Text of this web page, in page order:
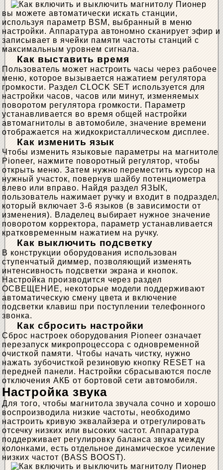
вы можете автоматически искать станции,
используя параметр BSM, выбранный в меню
настройки. Аппаратура автономно сканирует эфир и
записывает в ячейки памяти частоты станций с
максимальным уровнем сигнала.
Как выставить время
Пользователь может настроить часы через рабочее
меню, которое вызывается нажатием регулятора
громкости. Раздел CLOCK SET используется для
настройки часов, часов или минут, изменяемых
поворотом регулятора громкости. Параметр
устанавливается во время общей настройки
автомагнитолы в автомобиле, значение времени
отображается на жидкокристаллическом дисплее.
Как изменить язык
Чтобы изменить языковые параметры на магнитоле
Pioneer, нажмите поворотный регулятор, чтобы
открыть меню. Затем нужно переместить курсор на
нужный участок, повернув шайбу потенциометра
влево или вправо. Найдя раздел ЯЗЫК,
пользователь нажимает ручку и входит в подраздел,
который включает 3-6 языков (в зависимости от
изменения). Владелец выбирает нужное значение
поворотом корректора, параметр устанавливается
кратковременным нажатием на ручку.
Как выключить подсветку
В конструкции оборудования использован
ступенчатый диммер, позволяющий изменять
интенсивность подсветки экрана и кнопок.
Настройка производится через раздел
ОСВЕЩЕНИЕ, некоторые модели поддерживают
автоматическую смену цвета и включение
подсветки клавиш при поступлении телефонного
звонка.
Как сбросить настройки
Сброс настроек оборудования Pioneer означает
перезапуск микропроцессора с одновременной
очисткой памяти. Чтобы начать чистку, нужно
нажать зубочисткой резиновую кнопку RESET на
передней панели. Настройки сбрасываются после
отключения АКБ от бортовой сети автомобиля.
Настройка звука
Для того, чтобы магнитола звучала сочно и хорошо
воспроизводила низкие частоты, необходимо
настроить кривую эквалайзера и отрегулировать
отсечку низких или высоких частот. Аппаратура
поддерживает регулировку баланса звука между
колонками, есть отдельное динамическое усиление
низких частот (BASS BOOST).